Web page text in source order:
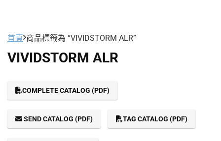
首頁 商品標籤為 “VIVIDSTORM ALR”
VIVIDSTORM ALR
COMPLETE CATALOG (PDF)
SEND CATALOG (PDF) TAG CATALOG (PDF)